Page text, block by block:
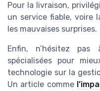
Pour la livraison,
un service fiable, voire
les mauvaises surprises.
Enfin, n’hésitez pas
spécialisées pour
technologie sur la
Un article comme